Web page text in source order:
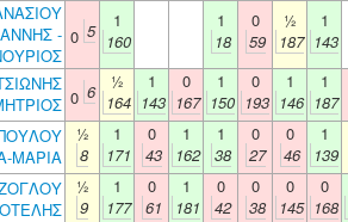
- 0 5
1
160
1
18
0
59
½
187
1
143
0 6
½
164
1
143
0
167
1
150
0
193
1
146
1
187
ΜΑΡΙΑ
½
8
1
171
0
43
1
162
1
38
0
27
0
46
1
139
½
9
1
177
0
61
1
181
0
42
0
38
0
145
0
168